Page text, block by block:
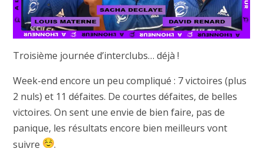
Troisième journée d’interclubs… déjà !
Week-end encore un peu compliqué : 7 victoires (plus
2 nuls) et 11 défaites. De courtes défaites, de belles
victoires. On sent une envie de bien faire, pas de
panique, les résultats encore bien meilleurs vont
suivre
.